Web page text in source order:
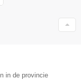
in de provincie